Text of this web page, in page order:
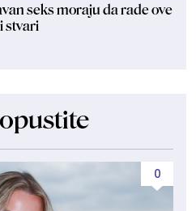
seks moraju da rade ove
stvari
0